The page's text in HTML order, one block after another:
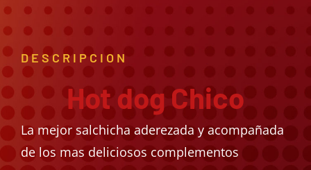
DESCRIPCION
Hot dog Chico
La mejor salchicha aderezada y acompañada
de los mas deliciosos complementos